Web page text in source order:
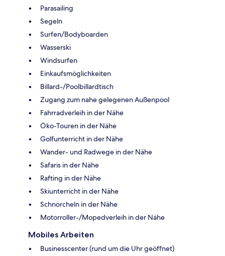
Parasailing
Segeln
Surfen/Bodyboarden
Wasserski
Windsurfen
Einkaufsmöglichkeiten
Billard-/Poolbillardtisch
Zugang zum nahe gelegenen Außenpool
Fahrradverleih in der Nähe
Öko-Touren in der Nähe
Golfunterricht in der Nähe
Wander- und Radwege in der Nähe
Safaris in der Nähe
Rafting in der Nähe
Skiunterricht in der Nähe
Schnorcheln in der Nähe
Motorroller-/Mopedverleih in der Nähe
Mobiles Arbeiten
Businesscenter (rund um die Uhr geöffnet)